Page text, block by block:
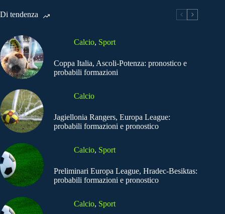
Di tendenza
Calcio, Sport
Coppa Italia, Ascoli-Potenza: pronostico e
probabili formazioni
Calcio
Jagiellonia Rangers, Europa League:
probabili formazioni e pronostico
Calcio, Sport
Preliminari Europa League, Hradec-Besiktas:
probabili formazioni e pronostico
Calcio, Sport